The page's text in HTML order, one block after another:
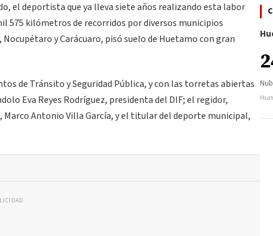
el deportista que ya lleva siete años realizando esta labor
575 kilómetros de recorridos por diversos municipios
y Carácuaro, pisó suelo de Huetamo con gran
de Tránsito y Seguridad Pública, y con las torretas abiertas
Eva Reyes Rodríguez, presidenta del DIF; el regidor,
Antonio Villa García, y el titular del deporte municipal,